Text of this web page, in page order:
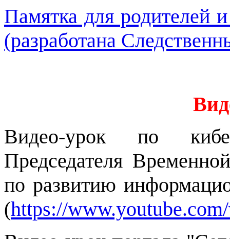
Памятка для родителей
(разработана
Видео-урок по
Председателя
по развитию
(https://